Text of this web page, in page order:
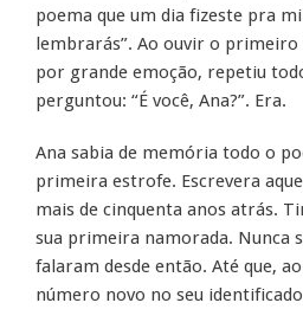
poema que um dia fizeste pra
lembrarás”. Ao ouvir o primeiro
por grande emoção, repetiu
perguntou: “É você, Ana?”. Era.
Ana sabia de memória todo o
primeira estrofe. Escrevera
mais de cinquenta anos atrás.
sua primeira namorada. Nunca
falaram desde então. Até que,
número novo no seu